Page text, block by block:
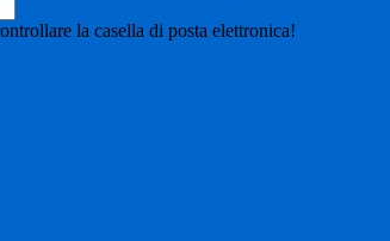
la casella di posta elettronica!